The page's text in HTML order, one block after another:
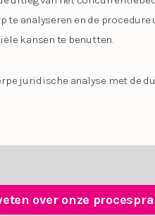
te analyseren en de procedure
kansen te benutten.
juridische analyse met de
over onze